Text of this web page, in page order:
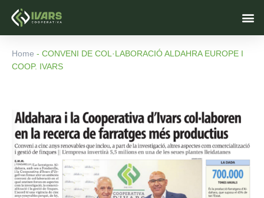
Home - CONVENI DE COL·LABORACIÓ ALDAHRA EUROPE I
COOP. IVARS